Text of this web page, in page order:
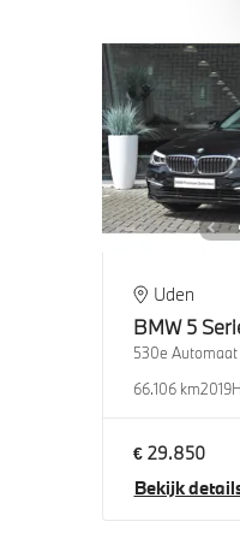
Uden
BMW 5
530e Automaat
66.106 km2019
€ 29.850
Bekijk